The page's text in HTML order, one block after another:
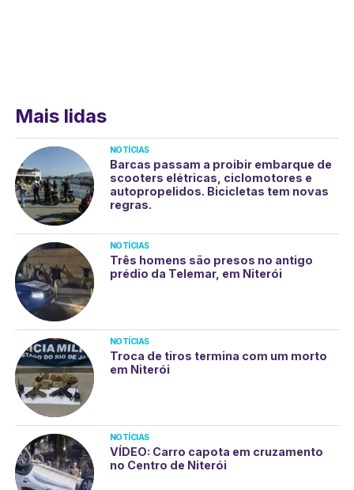
Mais lidas
NOTÍCIAS
Barcas passam a proibir embarque de
scooters elétricas, ciclomotores e
autopropelidos. Bicicletas tem novas
regras.
NOTÍCIAS
Três homens são presos no antigo
prédio da Telemar, em Niterói
NOTÍCIAS
Troca de tiros termina com um morto
em Niterói
NOTÍCIAS
VÍDEO: Carro capota em cruzamento
no Centro de Niterói